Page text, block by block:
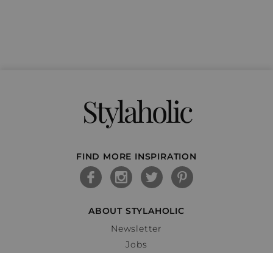
Stylaholic
FIND MORE INSPIRATION
ABOUT STYLAHOLIC
Newsletter
Jobs